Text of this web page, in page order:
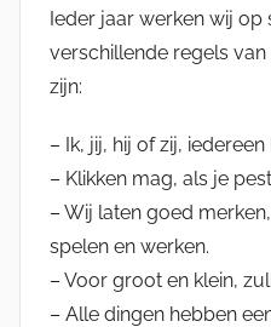
Ieder jaar werken wij
verschillende regels
zijn:
– Ik, jij, hij of zij,
– Klikken mag, als je
– Wij laten goed
spelen en werken.
– Voor groot en klein,
– Alle dingen hebben